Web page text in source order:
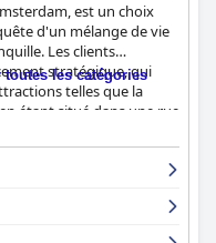
est un choix
d'un mélange de vie
Les clients
stratégique, qui
telles que la
étant situé dans une rue
paisible. La position
facilement les
à proximité.
très apprécié, les
des plats
les catégories